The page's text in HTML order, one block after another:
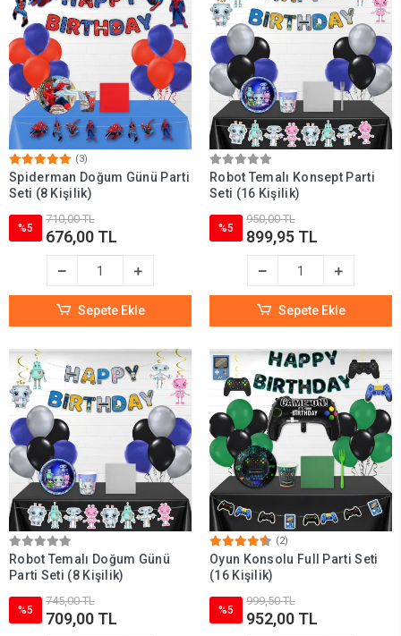
(3)
Spiderman Doğum Günü Parti
Seti (8 Kişilik)
%5
710,00 TL
676,00 TL
Sepete Ekle
Robot Temalı Konsept Parti
Seti (16 Kişilik)
%5
950,00 TL
899,95 TL
Sepete Ekle
Robot Temalı Doğum Günü
Parti Seti (8 Kişilik)
%5
745,00 TL
709,00 TL
(2)
Oyun Konsolu Full Parti Seti
(16 Kişilik)
%5
999,50 TL
952,00 TL